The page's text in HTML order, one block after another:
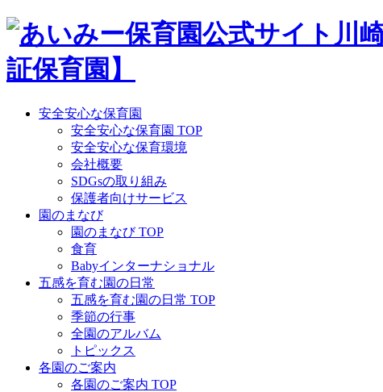
Skip
content
安全安心な保育園
安全安心な保育園 TOP
安全安心な保育環境
会社概要
SDGsの取り組み
保護者向けサービス
園のまなび
園のまなび TOP
食育
Babyインターナショナル
五感を育む園の日常
五感を育む園の日常 TOP
季節の行事
全園のアルバム
トピックス
各園のご案内
各園のご案内 TOP